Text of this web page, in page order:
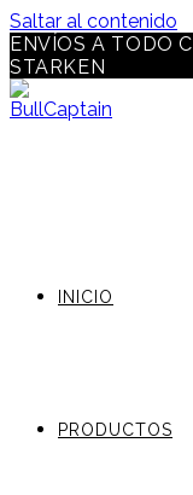
Saltar al contenido
ENVÍOS A TODO
STARKEN
INICIO
PRODUCTOS